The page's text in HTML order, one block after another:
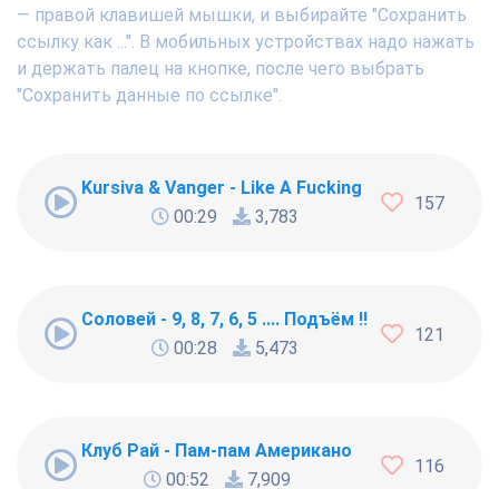
— правой клавишей мышки, и выбирайте "Сохранить
ссылку как ...". В мобильных устройствах надо нажать
и держать палец на кнопке, после чего выбрать
"Сохранить данные по ссылке".
Kursiva & Vanger - Like A Fucking Newbie
00:29
3,783
157
Соловей - 9, 8, 7, 6, 5 .... Подъём !!!
00:28
5,473
121
Клуб Рай - Пам-пам Американо
00:52
7,909
116